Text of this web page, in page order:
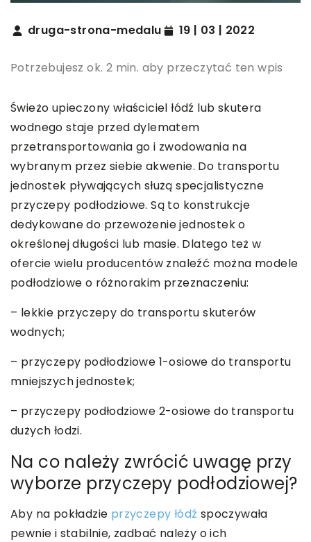
druga-strona-medalu 19 | 03 | 2022
Potrzebujesz ok. 2 min. aby przeczytać ten wpis
Świeżo upieczony właściciel łódź lub skutera
wodnego staje przed dylematem
przetransportowania go i zwodowania na
wybranym przez siebie akwenie. Do transportu
jednostek pływających służą specjalistyczne
przyczepy podłodziowe. Są to konstrukcje
dedykowane do przewożenie jednostek o
określonej długości lub masie. Dlatego też w
ofercie wielu producentów znaleźć można modele
podłodziowe o różnorakim przeznaczeniu:
– lekkie przyczepy do transportu skuterów
wodnych;
– przyczepy podłodziowe 1-osiowe do transportu
mniejszych jednostek;
– przyczepy podłodziowe 2-osiowe do transportu
dużych łodzi.
Na co należy zwrócić uwagę przy
wyborze przyczepy podłodziowej?
Aby na pokładzie przyczepy łódź spoczywała
pewnie i stabilnie, zadbać należy o ich